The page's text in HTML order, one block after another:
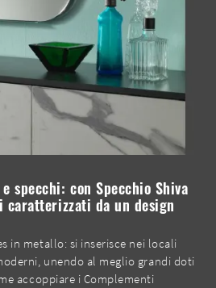
specchi: con Specchio Shiva
da un design
in metallo: si inserisce nei locali
unendo al meglio grandi doti
accoppiare i Complementi